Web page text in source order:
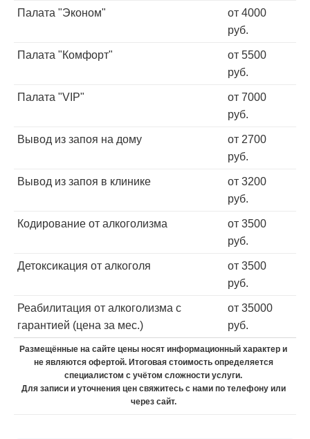
Палата "Эконом"
от 4000
руб.
Палата "Комфорт"
от 5500
руб.
Палата "VIP"
от 7000
руб.
Вывод из запоя на дому
от 2700
руб.
Вывод из запоя в клинике
от 3200
руб.
Кодирование от алкоголизма
от 3500
руб.
Детоксикация от алкоголя
от 3500
руб.
Реабилитация от алкоголизма с
гарантией (цена за мес.)
от 35000
руб.
Размещённые на сайте цены носят информационный характер и
не являются офертой. Итоговая стоимость определяется
специалистом с учётом сложности услуги.
Для записи и уточнения цен свяжитесь с нами по телефону или
через сайт.